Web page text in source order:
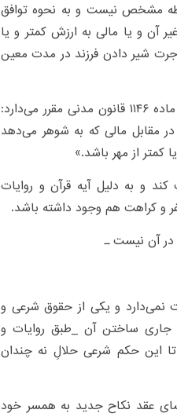
مشخص نیست و به نحوه توافق
آن و یا مالی به ارزش کمتر و یا
شیر دادن فرزند در مدت معین
در قانون مدنی ایران نیز طلاق خلع به همین نحو تعریف شده است، ماده ۱۱۴۶ قانون مدنی مقرر می‌دارد:
مقابل مالی که به شوهر می‌دهد
کمتر از مهر باشد.»
و به دلیل آیه قرآن و روایات
در آن نیست ـ
نمی‌دارد و یکی از حقوق شرعی و
ساختن آن _طبق روایات و
این حکم شرعی حلا‌لِ نه چندان
عقد نکاح جدید به همسر خود